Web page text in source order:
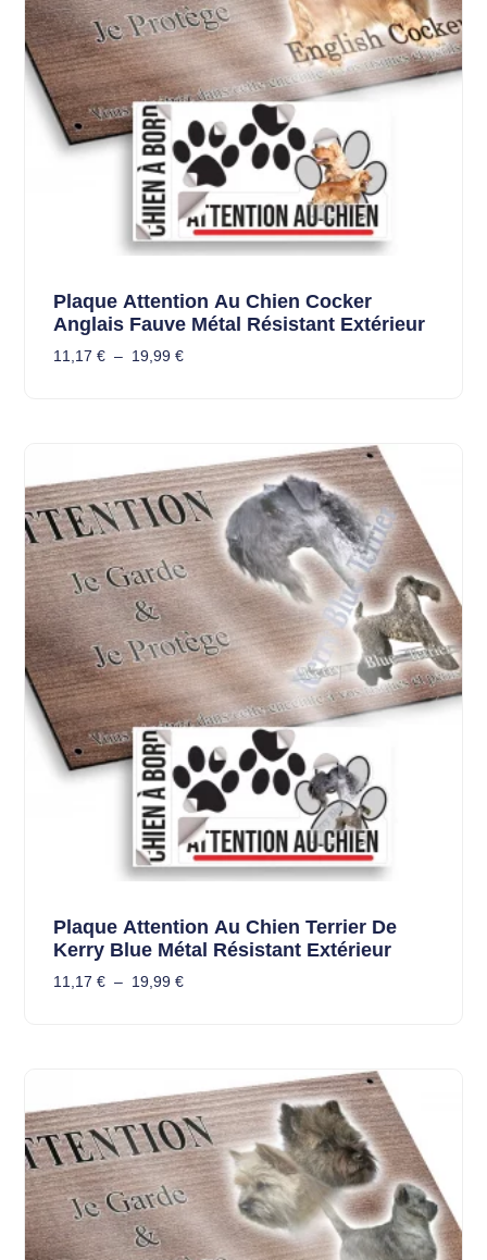
Plaque Attention Au Chien Cocker
Anglais Fauve Métal Résistant Extérieur
11,17 € – 19,99 €
Plaque Attention Au Chien Terrier De
Kerry Blue Métal Résistant Extérieur
11,17 € – 19,99 €